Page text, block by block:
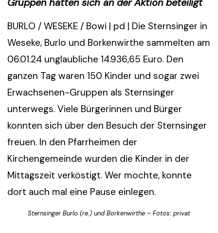
BURLO / WESEKE / Bowi | pd | Die Sternsinger in
Weseke, Burlo und Borkenwirthe sammelten am
06.01.24 unglaubliche 14.936,65 Euro. Den
ganzen Tag waren 150 Kinder und sogar zwei
Erwachsenen-Gruppen als Sternsinger
unterwegs. Viele Bürgerinnen und Bürger
konnten sich über den Besuch der Sternsinger
freuen. In den Pfarrheimen der
Kirchengemeinde wurden die Kinder in der
Mittagszeit verköstigt. Wer mochte, konnte
dort auch mal eine Pause einlegen.
Sternsinger Burlo (re.) und Borkenwirthe – Fotos: privat